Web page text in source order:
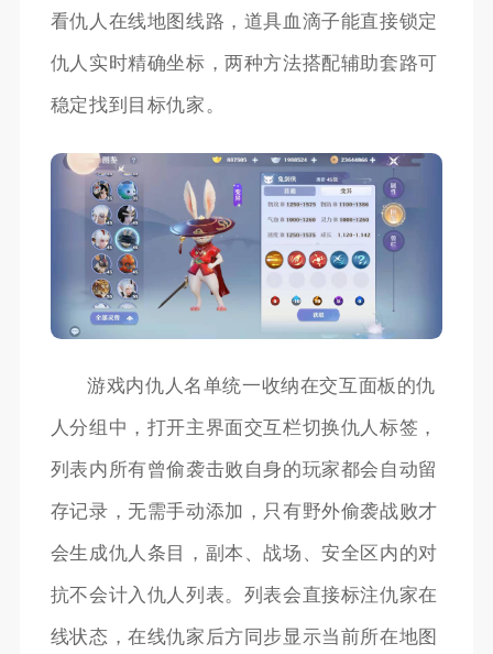
看仇人在线地图线路，道具血滴子能直接锁定
仇人实时精确坐标，两种方法搭配辅助套路可
稳定找到目标仇家。
游戏内仇人名单统一收纳在交互面板的仇
人分组中，打开主界面交互栏切换仇人标签，
列表内所有曾偷袭击败自身的玩家都会自动留
存记录，无需手动添加，只有野外偷袭战败才
会生成仇人条目，副本、战场、安全区内的对
抗不会计入仇人列表。列表会直接标注仇家在
线状态，在线仇家后方同步显示当前所在地图